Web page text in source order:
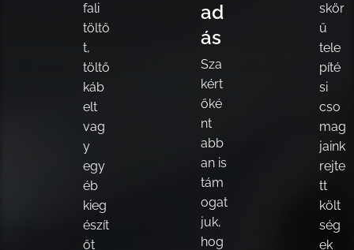
fali
töltő
t,
töltő
káb
elt
vag
y
egy
éb
kieg
észít
őt
ad
ás
Sza
kért
őké
nt
abb
an is
tám
ogat
juk,
hog
skör
ű
tele
píté
si
cso
mag
jaink
rejte
tt
költ
ség
ek